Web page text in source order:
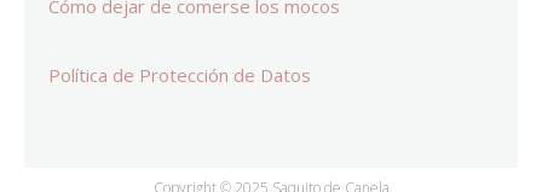
Cómo dejar de comerse los mocos
Política de Protección de Datos